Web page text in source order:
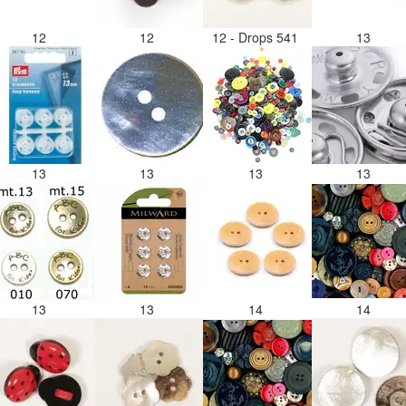
12 12 12 - Drops 541 13
13 13 13 13
13 13 14 14